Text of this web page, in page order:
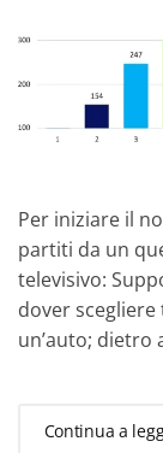
Per iniziare il
partiti da un
televisivo:
dover
un’auto; dietro
Continua a